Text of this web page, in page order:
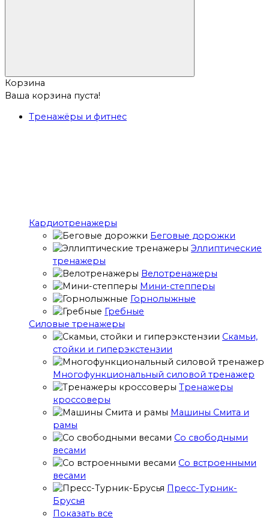
Корзина
Ваша корзина пуста!
Тренажёры и фитнес
Кардиотренажеры
Беговые дорожки
Эллиптические
тренажеры
Велотренажеры
Мини-степперы
Горнолыжные
Гребные
Cиловые тренажеры
Скамьи,
стойки и гиперэкстензии
Многофункциональный силовой тренажер
Тренажеры
кроссоверы
Машины Смита и
рамы
Со свободными
весами
Со встроенными
весами
Пресс-Турник-
Брусья
Показать все